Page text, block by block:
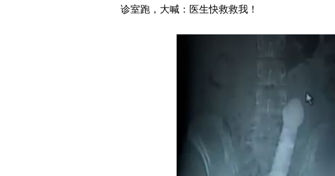
诊室跑，大喊：医生快救救我！